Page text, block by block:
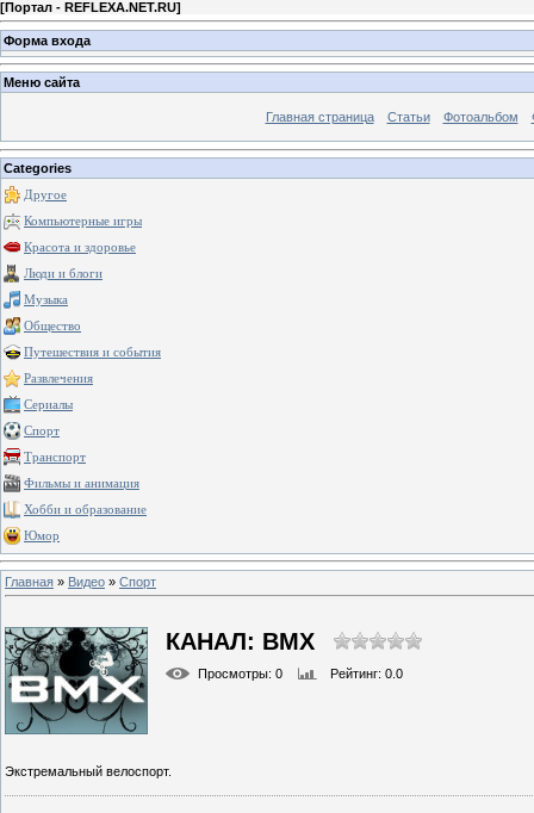
[Портал - REFLEXA.NET.RU]
Форма входа
Меню сайта
Главная страница Статьи Фотоальбом
Categories
Другое
Компьютерные игры
Красота и здоровье
Люди и блоги
Музыка
Общество
Путешествия и события
Развлечения
Сериалы
Спорт
Транспорт
Фильмы и анимация
Хобби и образование
Юмор
Главная » Видео » Спорт
КАНАЛ: BMX
Просмотры: 0 Рейтинг: 0.0
Экстремальный велоспорт.